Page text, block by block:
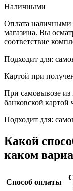
Наличными
Оплата наличными
магазина. Вы
соответствие
Подходит для:
Картой при
При самовывозе из
банковской картой
Подходит для:
Какой
каком
Способ оплаты